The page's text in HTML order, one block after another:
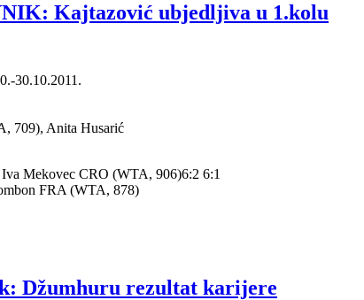
Kajtazović ubjedljiva u 1.kolu
30.10.2011.
709), Anita Husarić
Mekovec CRO (WTA, 906)6:2 6:1
FRA (WTA, 878)
Džumhuru rezultat karijere